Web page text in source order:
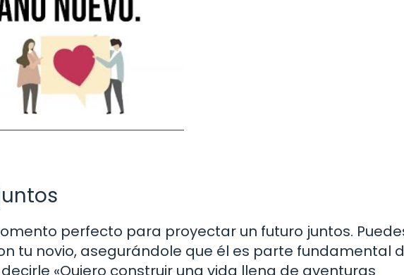
perfecto para proyectar un futuro juntos.
tu novio, asegurándole que él es parte fundamental
«Quiero construir una vida llena de aventuras